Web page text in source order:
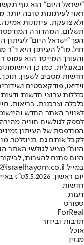
"ישראל היום" הוא גוף
ראוי לעיתונות טובה
ולא צועקת. עיתונות
הפך "ישראל היום" לעיתון
חול. מו"ל העיתון היא ד"ר
והעורך המייסד הוא עמוס
חדשות מסביב לשעון, תוכן
וידיאו, פודקאסטים
כוללות ערוצי חדשות
לאוויר האתר החדש
לספק לגולשים חוויה
המודפסת של העיתון
לקבל אותם גם בניוזלטר.
היום" מציע לגולשי האתר
היום פתוח להערות,
במייל hayom@israelhayom.co.il.
יום ראשון, 3.5.2026
ט"ז
חדשות
דעות
ספורט
ForReal
תרבות ובידור
אוכל
מגזין